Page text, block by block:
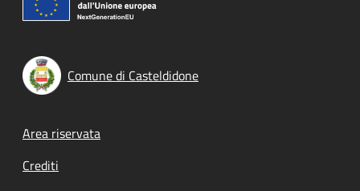
Comune di Casteldidone
Footer menu
Area riservata
Crediti